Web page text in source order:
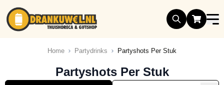
Ga naar de inhoud
Home Partydrinks Partyshots Per Stuk
Partyshots Per Stuk